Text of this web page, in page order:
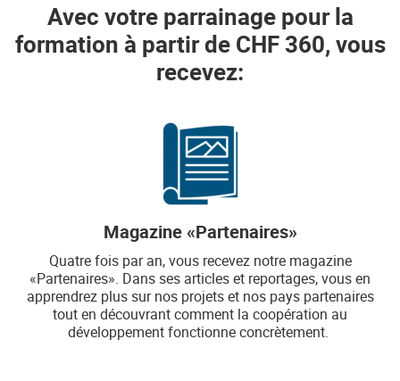
Avec votre parrainage pour la
formation à partir de CHF 360, vous
recevez:
Magazine «Partenaires»
Quatre fois par an, vous recevez notre magazine
«Partenaires». Dans ses articles et reportages, vous en
apprendrez plus sur nos projets et nos pays partenaires
tout en découvrant comment la coopération au
développement fonctionne concrètement.